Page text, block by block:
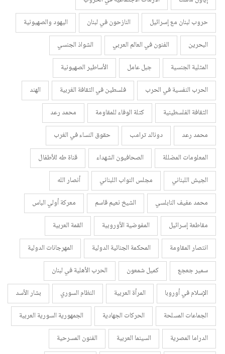
حروب لبنان مع إسرائيل
النازحون في لبنان
اليهود والصهيونية
البحرين
الفنون في العالم العربي
الشواذ الجنسي
المثلية الجنسية
جبل عامل
الأساطير الصهيونية
الحرب النفسية في الحرب
فلسطين في الثقافة الغربية
الهند
الثقافة الفلسطينية
كتلة الوفاء للمقاومة
محمد رعد
محمد رعد
دونالد ترامب
حقوق النساء في الغرب
المعلومات المضللة
الصحافيون الشهداء
قناة طه للأطفال
الجيش اللبناني
مجلس النواب اللبناني
أنصار الله
محمد عفيف النابلسي
الشيخ نعيم قاسم
معركة أولي الباس
مقاطعة إسرائيل
المفوضية الأوروبية
القمة العربية
انتصار المقاومة
المحكمة الجنائية الدولية
المهرجانات الدولية
سمير جعجع
كميل شمعون
الحرب الأهلية في لبنان
الإسلام في أوروبا
المرأة العربية النظام السوري
بشار الأسد
الجماعات المسلحة
الحركات الجهادية
الجمهورية السورية العربية
الدراما المصرية
السينما العربية
الفنون المسرحية